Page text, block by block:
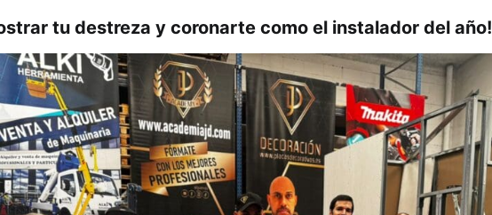
tu destreza y coronarte como el instalador del año!